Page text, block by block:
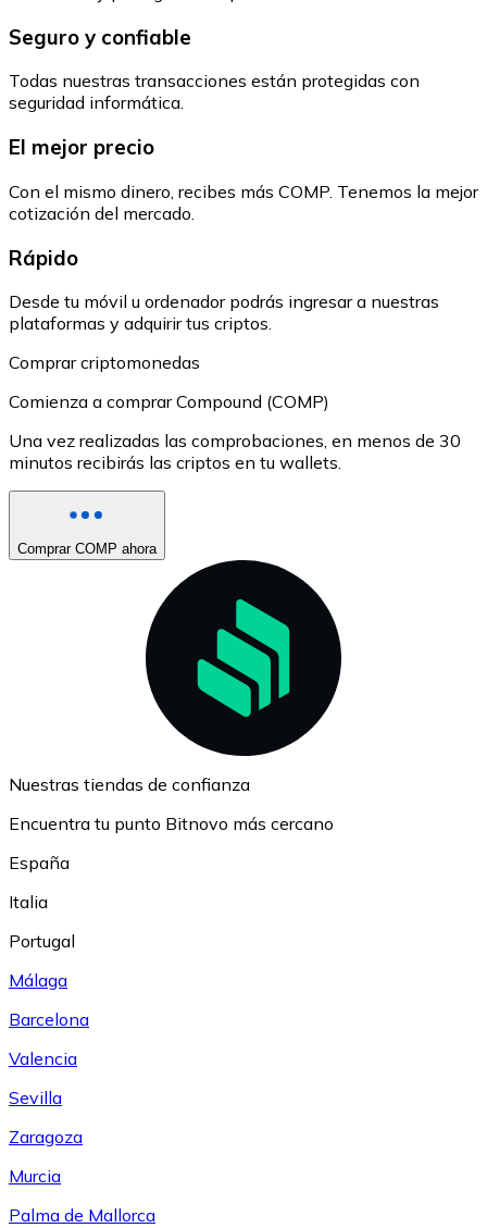
Seguro y confiable
Todas nuestras transacciones están protegidas con
seguridad informática.
El mejor precio
Con el mismo dinero, recibes más COMP. Tenemos la mejor
cotización del mercado.
Rápido
Desde tu móvil u ordenador podrás ingresar a nuestras
plataformas y adquirir tus criptos.
Comprar criptomonedas
Comienza a comprar Compound (COMP)
Una vez realizadas las comprobaciones, en menos de 30
minutos recibirás las criptos en tu wallets.
Comprar COMP ahora
Nuestras tiendas de confianza
Encuentra tu punto Bitnovo más cercano
España
Italia
Portugal
Málaga
Barcelona
Valencia
Sevilla
Zaragoza
Murcia
Palma de Mallorca